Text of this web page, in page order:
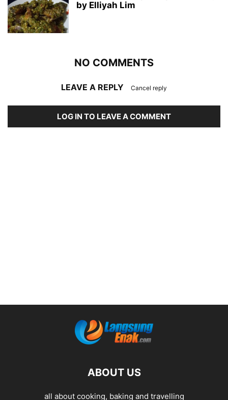
by Elliyah Lim
NO COMMENTS
LEAVE A REPLY Cancel reply
LOG IN TO LEAVE A COMMENT
ABOUT US
all about cooking, baking and travelling